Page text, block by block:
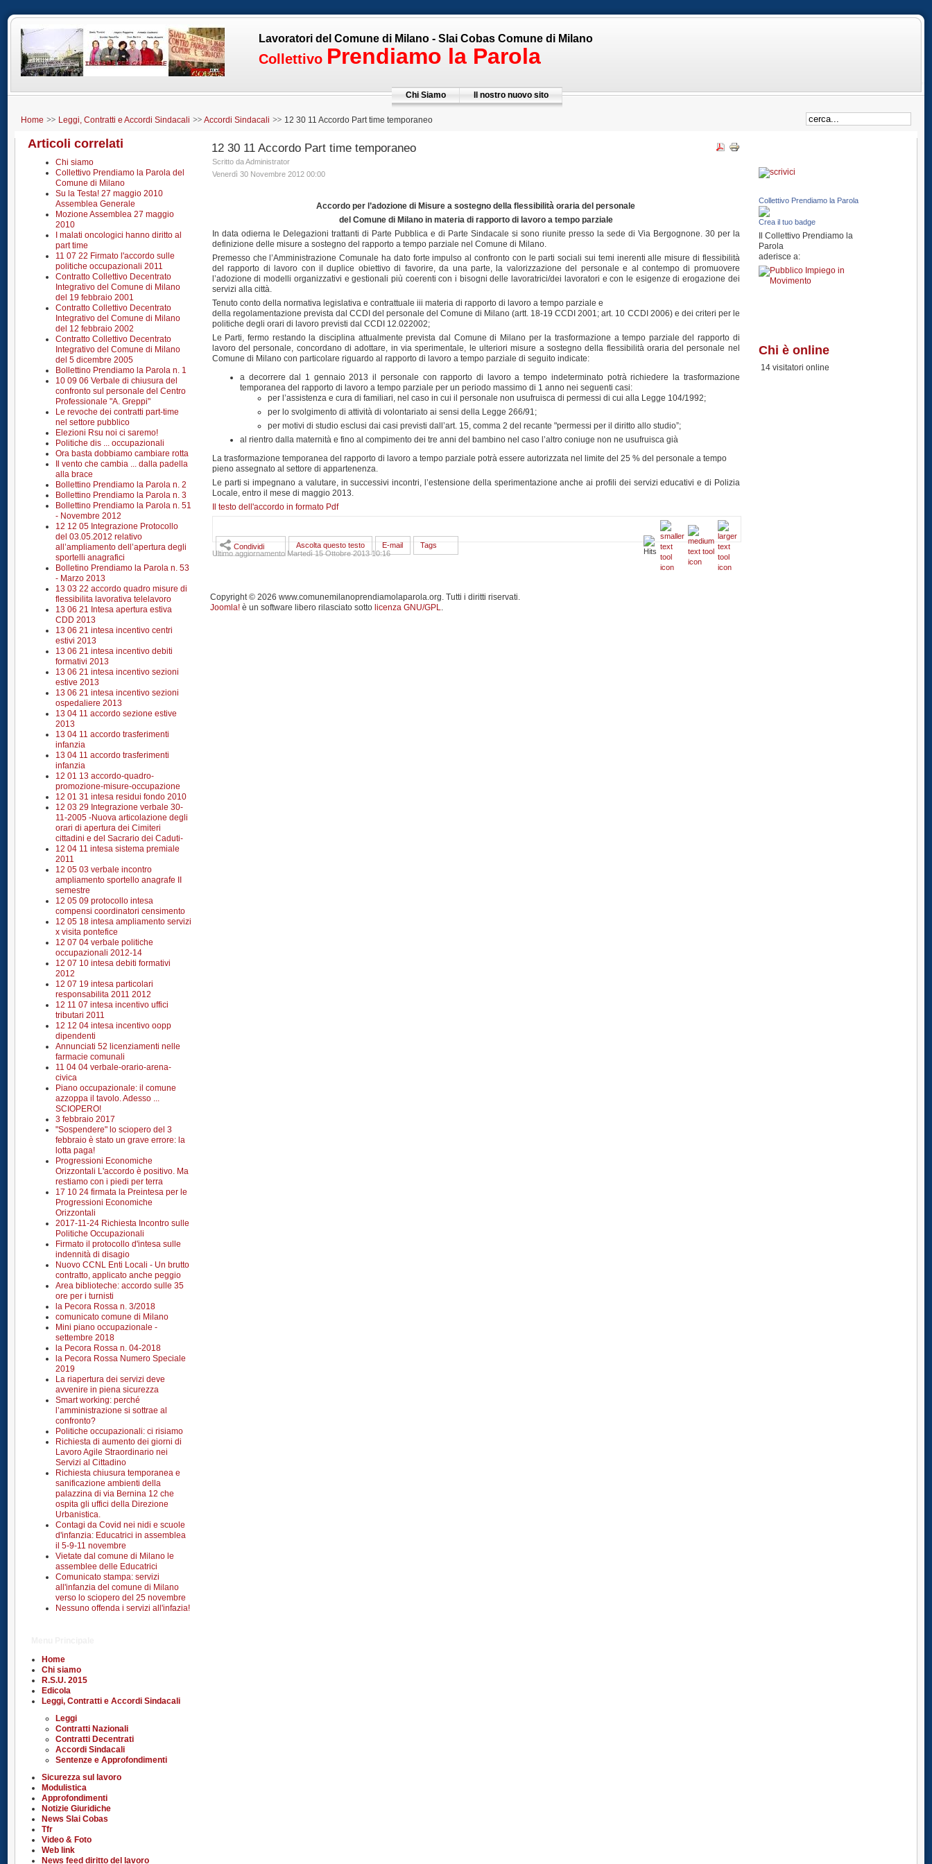
Lavoratori del Comune di Milano - Slai Cobas Comune di Milano
Collettivo Prendiamo la Parola
Chi Siamo Il nostro nuovo sito
Home Leggi, Contratti e Accordi Sindacali Accordi Sindacali 12 30 11 Accordo Part time temporaneo
Articoli correlati
Chi siamo
Collettivo Prendiamo la Parola del
Comune di Milano
Su la Testa! 27 maggio 2010
Assemblea Generale
Mozione Assemblea 27 maggio
2010
I malati oncologici hanno diritto al
part time
11 07 22 Firmato l'accordo sulle
politiche occupazionali 2011
Contratto Collettivo Decentrato
Integrativo del Comune di Milano
del 19 febbraio 2001
Contratto Collettivo Decentrato
Integrativo del Comune di Milano
del 12 febbraio 2002
Contratto Collettivo Decentrato
Integrativo del Comune di Milano
del 5 dicembre 2005
Bollettino Prendiamo la Parola n. 1
10 09 06 Verbale di chiusura del
confronto sul personale del Centro
Professionale "A. Greppi"
Le revoche dei contratti part-time
nel settore pubblico
Elezioni Rsu noi ci saremo!
Politiche dis ... occupazionali
Ora basta dobbiamo cambiare rotta
Il vento che cambia ... dalla padella
alla brace
Bollettino Prendiamo la Parola n. 2
Bollettino Prendiamo la Parola n. 3
Bollettino Prendiamo la Parola n. 51
- Novembre 2012
12 12 05 Integrazione Protocollo
del 03.05.2012 relativo
all’ampliamento dell’apertura degli
sportelli anagrafici
Bolletino Prendiamo la Parola n. 53
- Marzo 2013
13 03 22 accordo quadro misure di
flessibilita lavorativa telelavoro
13 06 21 Intesa apertura estiva
CDD 2013
13 06 21 intesa incentivo centri
estivi 2013
13 06 21 intesa incentivo debiti
formativi 2013
13 06 21 intesa incentivo sezioni
estive 2013
13 06 21 intesa incentivo sezioni
ospedaliere 2013
13 04 11 accordo sezione estive
2013
13 04 11 accordo trasferimenti
infanzia
13 04 11 accordo trasferimenti
infanzia
12 01 13 accordo-quadro-
promozione-misure-occupazione
12 01 31 intesa residui fondo 2010
12 03 29 Integrazione verbale 30-
11-2005 -Nuova articolazione degli
orari di apertura dei Cimiteri
cittadini e del Sacrario dei Caduti-
12 04 11 intesa sistema premiale
2011
12 05 03 verbale incontro
ampliamento sportello anagrafe II
semestre
12 05 09 protocollo intesa
compensi coordinatori censimento
12 05 18 intesa ampliamento servizi
x visita pontefice
12 07 04 verbale politiche
occupazionali 2012-14
12 07 10 intesa debiti formativi
2012
12 07 19 intesa particolari
responsabilita 2011 2012
12 11 07 intesa incentivo uffici
tributari 2011
12 12 04 intesa incentivo oopp
dipendenti
Annunciati 52 licenziamenti nelle
farmacie comunali
11 04 04 verbale-orario-arena-
civica
Piano occupazionale: il comune
azzoppa il tavolo. Adesso ...
SCIOPERO!
3 febbraio 2017
"Sospendere" lo sciopero del 3
febbraio è stato un grave errore: la
lotta paga!
Progressioni Economiche
Orizzontali L'accordo è positivo. Ma
restiamo con i piedi per terra
17 10 24 firmata la Preintesa per le
Progressioni Economiche
Orizzontali
2017-11-24 Richiesta Incontro sulle
Politiche Occupazionali
Firmato il protocollo d'intesa sulle
indennità di disagio
Nuovo CCNL Enti Locali - Un brutto
contratto, applicato anche peggio
Area biblioteche: accordo sulle 35
ore per i turnisti
la Pecora Rossa n. 3/2018
comunicato comune di Milano
Mini piano occupazionale -
settembre 2018
la Pecora Rossa n. 04-2018
la Pecora Rossa Numero Speciale
2019
La riapertura dei servizi deve
avvenire in piena sicurezza
Smart working: perché
l’amministrazione si sottrae al
confronto?
Politiche occupazionali: ci risiamo
Richiesta di aumento dei giorni di
Lavoro Agile Straordinario nei
Servizi al Cittadino
Richiesta chiusura temporanea e
sanificazione ambienti della
palazzina di via Bernina 12 che
ospita gli uffici della Direzione
Urbanistica.
Contagi da Covid nei nidi e scuole
d'infanzia: Educatrici in assemblea
il 5-9-11 novembre
Vietate dal comune di Milano le
assemblee delle Educatrici
Comunicato stampa: servizi
all'infanzia del comune di Milano
verso lo sciopero del 25 novembre
Nessuno offenda i servizi all'infazia!
Home
Chi siamo
R.S.U. 2015
Edicola
Leggi, Contratti e Accordi Sindacali
Leggi
Contratti Nazionali
Contratti Decentrati
Accordi Sindacali
Sentenze e Approfondimenti
Sicurezza sul lavoro
Modulistica
Approfondimenti
Notizie Giuridiche
News Slai Cobas
Tfr
Video & Foto
Web link
News feed diritto del lavoro
12 30 11 Accordo Part time temporaneo
Scritto da Administrator
Venerdì 30 Novembre 2012 00:00
Accordo per l’adozione di Misure a sostegno della flessibilità oraria del personale
del Comune di Milano in materia di rapporto di lavoro a tempo parziale
In data odierna le Delegazioni trattanti di Parte Pubblica e di Parte Sindacale si sono riunite presso la sede di Via Bergognone. 30 per la
definizione delle misure a sostegno del rapporto a tempo parziale nel Comune di Milano.
Premesso che l’Amministrazione Comunale ha dato forte impulso al confronto con le parti sociali sui temi inerenti alle misure di flessibilità
del rapporto di lavoro con il duplice obiettivo di favorire, da una parte, la valorizzazione del personale e al contempo di promuovere
l’adozione di modelli organizzativi e gestionali più coerenti con i bisogni delle lavoratrici/dei lavoratori e con le esigenze di erogazione dei
servizi alla città.
Tenuto conto della normativa legislativa e contrattuale iii materia di rapporto di lavoro a tempo parziale e
della regolamentazione prevista dal CCDI del personale del Comune di Milano (artt. 18-19 CCDI 2001; art. 10 CCDI 2006) e dei criteri per le
politiche degli orari di lavoro previsti dal CCDI 12.022002;
Le Parti, fermo restando la disciplina attualmente prevista dal Comune di Milano per la trasformazione a tempo parziale del rapporto di
lavoro del personale, concordano di adottare, in via sperimentale, le ulteriori misure a sostegno della flessibilità oraria del personale nel
Comune di Milano con particolare riguardo al rapporto di lavoro a tempo parziale di seguito indicate:
a decorrere dal 1 gennaio 2013 il personale con rapporto di lavoro a tempo indeterminato potrà richiedere la trasformazione
temporanea del rapporto di lavoro a tempo parziale per un periodo massimo di 1 anno nei seguenti casi:
per l’assistenza e cura di familiari, nel caso in cui il personale non usufruisca di permessi di cui alla Legge 104/1992;
per lo svolgimento di attività di volontariato ai sensi della Legge 266/91;
per motivi di studio esclusi dai casi previsti dall’art. 15, comma 2 del recante "permessi per il diritto allo studio”;
al rientro dalla maternità e fino al compimento dei tre anni del bambino nel caso l’altro coniuge non ne usufruisca già
La trasformazione temporanea del rapporto di lavoro a tempo parziale potrà essere autorizzata nel limite del 25 % del personale a tempo
pieno assegnato al settore di appartenenza.
Le parti si impegnano a valutare, in successivi incontri, l’estensione della sperimentazione anche ai profili dei servizi educativi e di Polizia
Locale, entro il mese di maggio 2013.
Il testo dell'accordo in formato Pdf
Condividi Ascolta questo testo E-mail
Tags
Ultimo aggiornamento Martedì 15 Ottobre 2013 10:16
Copyright © 2026 www.comunemilanoprendiamolaparola.org. Tutti i diritti riservati.
Joomla!è un software libero rilasciato sotto licenza GNU/GPL.
Collettivo Prendiamo la Parola
Crea il tuo badge
Il Collettivo Prendiamo la
Parola
aderisce a:
Chi è online
14 visitatori online